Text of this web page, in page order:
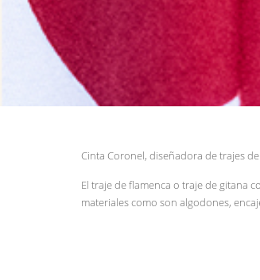
Cinta Coronel, diseñadora de trajes
El traje de flamenca o traje de gitana
materiales como son algodones,